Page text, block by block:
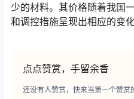
少的材料。其价格随着我国
和调控措施呈现出相应的变化
点点赞赏，手留余香
还没有人赞赏，快来当第一个赞赏